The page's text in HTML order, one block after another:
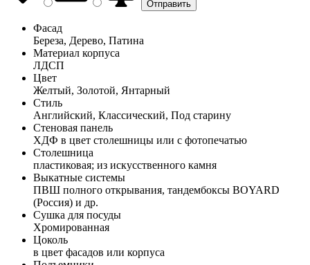
Фасад
Береза, Дерево, Патина
Материал корпуса
ЛДСП
Цвет
Желтый, Золотой, Янтарный
Стиль
Английский, Классический, Под старину
Стеновая панель
ХДФ в цвет столешницы или с фотопечатью
Столешница
пластиковая; из искусственного камня
Выкатные системы
ПВШ полного открывания, тандембоксы BOYARD
(Россия) и др.
Сушка для посуды
Хромированная
Цоколь
в цвет фасадов или корпуса